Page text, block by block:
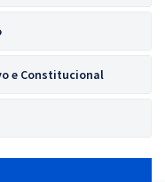
e Constitucional